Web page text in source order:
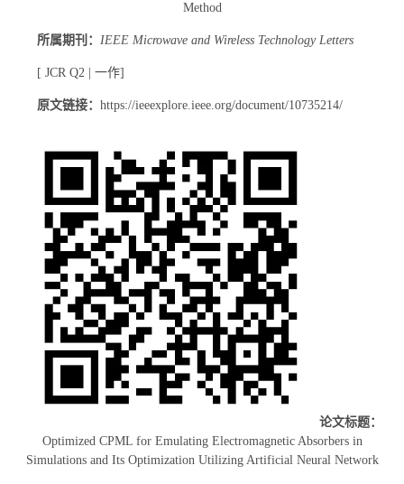
Method
所属期刊：IEEE Microwave and Wireless Technology Letters
[ JCR Q2 | 一作]
原文链接：https://ieeexplore.ieee.org/document/10735214/
论文标题：
Optimized CPML for Emulating Electromagnetic Absorbers in
Simulations and Its Optimization Utilizing Artificial Neural Network